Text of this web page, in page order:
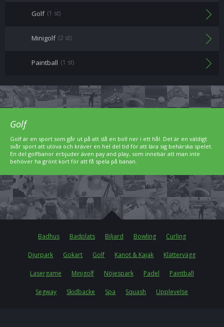
Golf (1 st)
Minigolf (2 st)
Paintball (1 st)
Golf
Golf är en sport som går ut på att slå en boll ner i ett hål. Det är en väldigt
svår sport att utöva och kräver en hel del tid för att lära sig behärska spelet.
En del golfbanor erbjuder även pay and play, som innebär att man inte
behöver ha grönt kort för att få spela på banan.
Badhus Badplats Biljard Bowling Curling
Djurpark Gokart Golf Kanot & Kajak Klättervägg
Lasergame Minigolf Nöjespark Padel Paintball
Segway Skidbacke Spa Squash Upplevelse